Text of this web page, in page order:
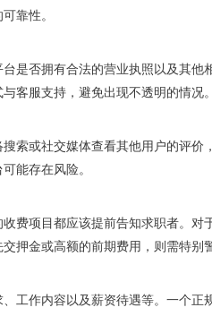
靠性。
是否拥有合法的营业执照以及其他
客服支持，避免出现不透明的情况。
索或社交媒体查看其他用户的评价
能存在风险。
费项目都应该提前告知求职者。对
押金或高额的前期费用，则需特别
工作内容以及薪资待遇等。一个正